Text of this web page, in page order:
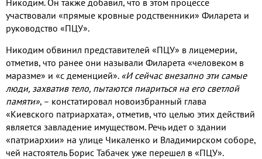
участвовали «прямые кровные родственники» Филарета и
руководство «ПЦУ».
Никодим обвинил представителей «ПЦУ» в лицемерии,
отметив, что ранее они называли Филарета «человеком в
маразме» и «с деменцией». «И сейчас внезапно эти самые
люди, захватив тело, пытаются пиариться на его светлой
памяти», – констатировал новоизбранный глава
«Киевского патриархата», отметив, что целью этих действий
является завладение имуществом. Речь идет о здании
«патриархии» на улице Чикаленко и Владимирском соборе,
чей настоятель Борис Табачек уже перешел в «ПЦУ».